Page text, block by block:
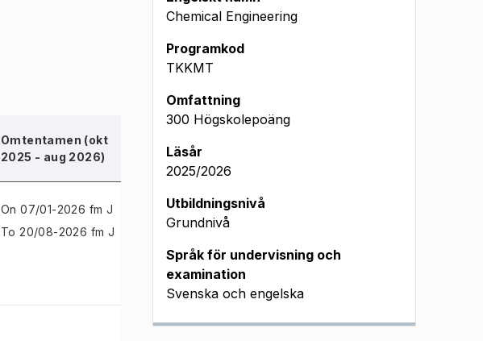
Omtentamen (okt
2025 - aug 2026)
On 07/01-2026 fm J
To 20/08-2026 fm J
Chemical Engineering
Programkod
TKKMT
Omfattning
300 Högskolepoäng
Läsår
2025/2026
Utbildningsnivå
Grundnivå
Språk för undervisning och
examination
Svenska och engelska